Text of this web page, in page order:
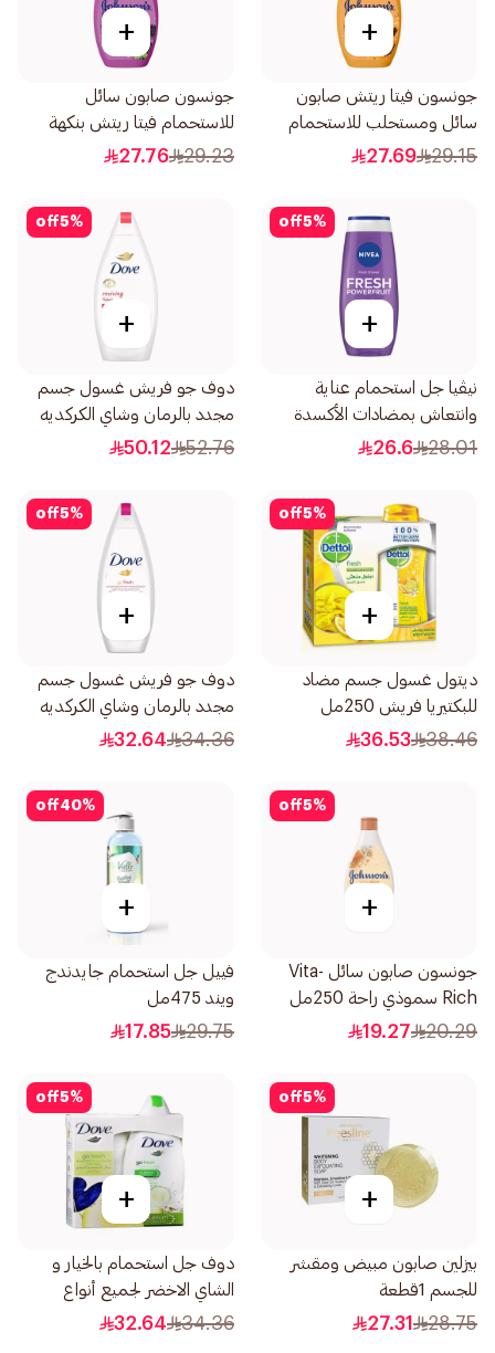
+
جونسون فيتا ريتش صابون
سائل ومستحلب للاستحمام
بخلاصة البابايا 400مل
29.15
27.69
+
جونسون صابون سائل
للاستحمام فيتا ريتش بنكهة
التوت 400مل
29.23
27.76
5%
off
+
نيڤيا جل استحمام عناية
وانتعاش بمضادات الأكسدة
عطر التوت 250مل
28.01
26.6
5%
off
+
دوف جو فريش غسول جسم
مجدد بالرمان وشاي الكركديه
500مل
52.76
50.12
5%
off
+
ديتول غسول جسم مضاد
للبكتيريا فريش 250مل
38.46
36.53
5%
off
+
دوف جو فريش غسول جسم
مجدد بالرمان وشاي الكركديه
250مل
34.36
32.64
5%
off
+
جونسون صابون سائل Vita-
Rich سموذي راحة 250مل
20.29
19.27
40%
off
+
فييل جل استحمام جايدندج
ويند 475مل
29.75
17.85
5%
off
+
بيزلين صابون مبيض ومقشر
للجسم 1قطعة
28.75
27.31
5%
off
+
دوف جل استحمام بالخيار و
الشاي الاخضر لجميع أنواع
البشرة مع ليفة 250مل
34.36
32.64